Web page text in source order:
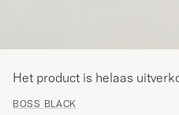
BOSS BLACK
Het product is helaas